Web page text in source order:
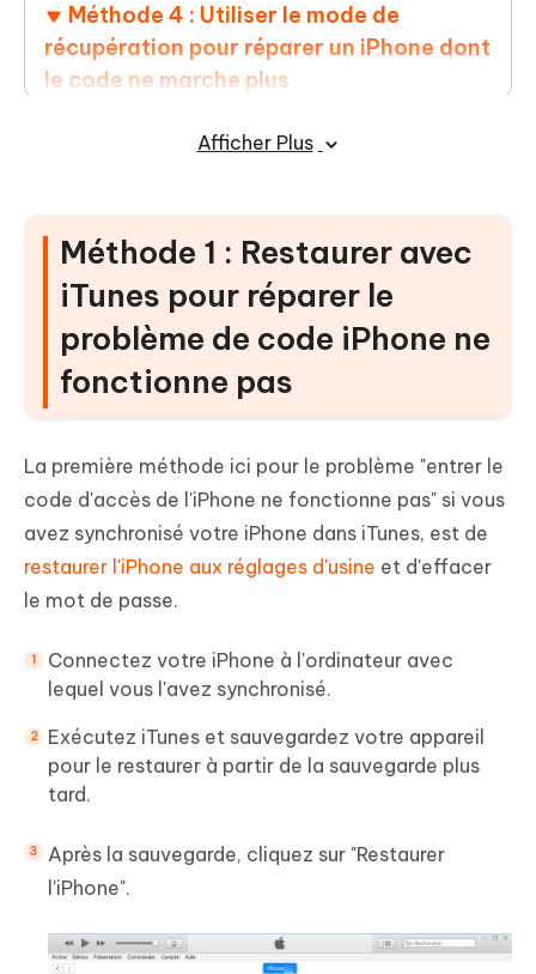
Méthode 4 : Utiliser le mode de
récupération pour réparer un iPhone dont
le code ne marche plus
Méthode 5 : Réparer le code iPhone qui
Afficher Plus
Méthode 1 : Restaurer avec
iTunes pour réparer le
problème de code iPhone ne
fonctionne pas
La première méthode ici pour le problème "entrer le
code d'accès de l'iPhone ne fonctionne pas" si vous
avez synchronisé votre iPhone dans iTunes, est de
restaurer l'iPhone aux réglages d'usine et d'effacer
le mot de passe.
Connectez votre iPhone à l'ordinateur avec
lequel vous l'avez synchronisé.
Exécutez iTunes et sauvegardez votre appareil
pour le restaurer à partir de la sauvegarde plus
tard.
Après la sauvegarde, cliquez sur "Restaurer
l'iPhone".